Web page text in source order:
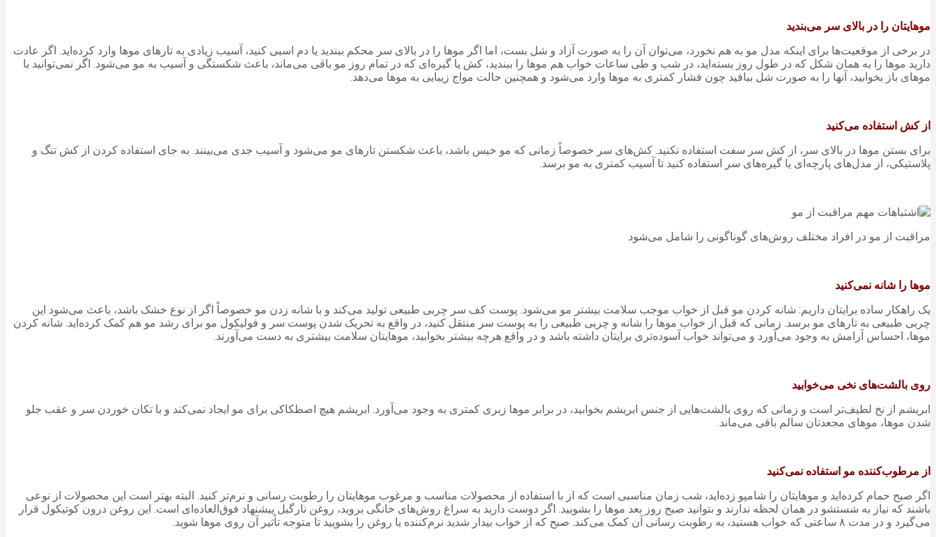
موهایتان را در بالای سر می‌بندید
در برخی از موقعیت‌ها برای اینکه مدل مو به هم نخورد، می‌توان آن را به صورت آزاد و شل بست، اما اگر موها را در بالای سر محکم ببندید یا دم اسبی کنید، آسیب زیادی به تارهای موها وارد کرده‌اید. اگر عادت
دارید موها را به همان شکل که در طول روز بسته‌اید، در شب و طی ساعات خواب هم موها را ببندید، کش یا گیره‌ای که در تمام روز مو باقی می‌ماند، باعث شکستگی و آسیب به مو می‌شود. اگر نمی‌توانید با
موهای باز بخوابید، آنها را به صورت شل ببافید چون فشار کمتری به موها وارد می‌شود و همچنین حالت مواج زیبایی به موها می‌دهد.
از کش استفاده می‌کنید
برای بستن موها در بالای سر، از کش سر سفت استفاده نکنید. کش‌های سر خصوصاً زمانی که مو خیس باشد، باعث شکستن تارهای مو می‌شود و آسیب جدی می‌بینند. به جای استفاده کردن از کش تنگ و
پلاستیکی، از مدل‌های پارچه‌ای یا گیره‌های سر استفاده کنید تا آسیب کمتری به مو برسد.
مراقبت از مو در افراد مختلف روش‌های گوناگونی را شامل می‌شود
موها را شانه نمی‌کنید
یک راهکار ساده برایتان داریم: شانه کردن مو قبل از خواب موجب سلامت بیشتر مو می‌شود. پوست کف سر چربی طبیعی تولید می‌کند و با شانه زدن مو خصوصاً اگر از نوع خشک باشد، باعث می‌شود این
چربی طبیعی به تارهای مو برسد. زمانی که قبل از خواب موها را شانه و چربی طبیعی را به پوست سر منتقل کنید، در واقع به تحریک شدن پوست سر و فولیکول مو برای رشد مو هم کمک کرده‌اید. شانه کردن
موها، احساس آرامش به وجود می‌آورد و می‌تواند خواب آسوده‌تری برایتان داشته باشد و در واقع هرچه بیشتر بخوابید، موهایتان سلامت بیشتری به دست می‌آورند.
روی بالشت‌های نخی می‌خوابید
ابریشم از نخ لطیف‌تر است و زمانی که روی بالشت‌هایی از جنس ابریشم بخوابید، در برابر موها زبری کمتری به وجود می‌آورد. ابریشم هیچ اصطکاکی برای مو ایجاد نمی‌کند و با تکان خوردن سر و عقب جلو
شدن موها، موهای مجعدتان سالم باقی می‌ماند.
از مرطوب‌کننده مو استفاده نمی‌کنید
اگر صبح حمام کرده‌اید و موهایتان را شامپو زده‌اید، شب زمان مناسبی است که از با استفاده از محصولات مناسب و مرغوب موهایتان را رطوبت رسانی و نرم‌تر کنید. البته بهتر است این محصولات از نوعی
باشند که نیاز به شستشو در همان لحظه ندارند و بتوانید صبح روز بعد موها را بشویید. اگر دوست دارید به سراغ روش‌های خانگی بروید، روغن نارگیل پیشنهاد فوق‌العاده‌ای است. این روغن درون کوتیکول قرار
می‌گیرد و در مدت ۸ ساعتی که خواب هستید، به رطوبت رسانی آن کمک می‌کند. صبح که از خواب بیدار شدید نرم‌کننده یا روغن را بشویید تا متوجه تأثیر آن روی موها شوید.